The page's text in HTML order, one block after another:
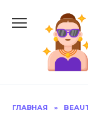
содержанию
ГЛАВНАЯ »